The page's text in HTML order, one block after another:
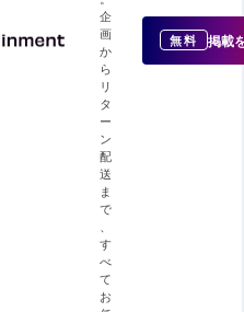
企
画
か
ら
リ
タ
ー
ン
配
送
ま
で
す
べ
て
お
無料 掲載